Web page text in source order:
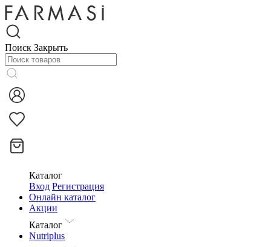
Поиск Закрыть
Каталог
Вход Регистрация
Онлайн каталог
Акции
Каталог
Nutriplus